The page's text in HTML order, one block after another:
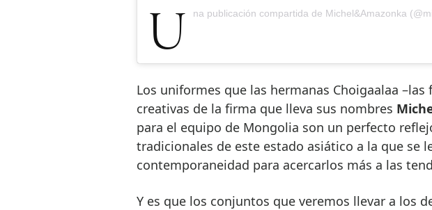
Una publicación compartida de Michel&Amazonka
Los uniformes que las hermanas Choigaalaa
creativas de la firma que lleva sus nombres
para el equipo de Mongolia son un perfecto
tradicionales de este estado asiático a la que se
contemporaneidad para acercarlos más a las
Y es que los conjuntos que veremos llevar a los